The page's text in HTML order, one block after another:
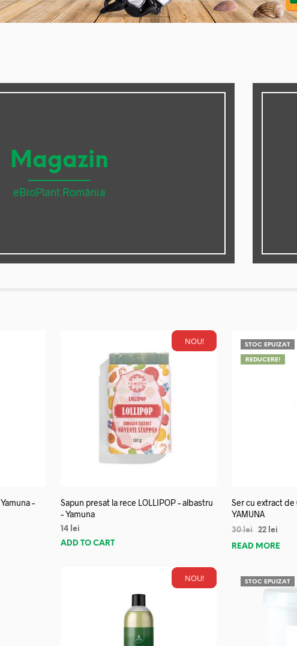
Magazin
eBioPlant România
–
NOU!
Sapun presat la rece LOLLIPOP – albastru
– Yamuna
14 lei
ADD TO CART
STOC EPUIZAT
REDUCERE!
Ser cu extract de
YAMUNA
30lei 22 lei
READ MORE
NOU! STOC EPUIZAT